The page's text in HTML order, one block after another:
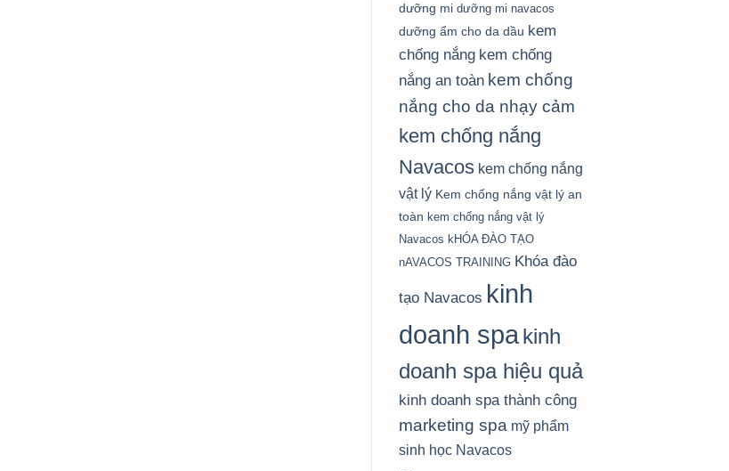
dưỡng mi dưỡng mi navacos
dưỡng ẩm cho da dầu kem
chống nắng kem chống
nắng an toàn kem chống
nắng cho da nhạy cảm
kem chống nắng
Navacos kem chống nắng
vật lý Kem chống nắng vật lý an
toàn kem chống nắng vật lý
Navacos kHÓA ĐÀO TẠO
nAVACOS TRAINING Khóa đào
tạo Navacos kinh
doanh spa kinh
doanh spa hiệu quả
kinh doanh spa thành công
marketing spa mỹ phẩm
sinh học Navacos